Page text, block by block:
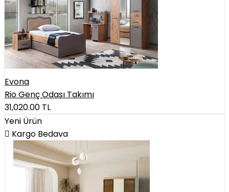
Evona
Rio Genç Odası Takımı
31,020.00 TL
Yeni Ürün
Kargo Bedava